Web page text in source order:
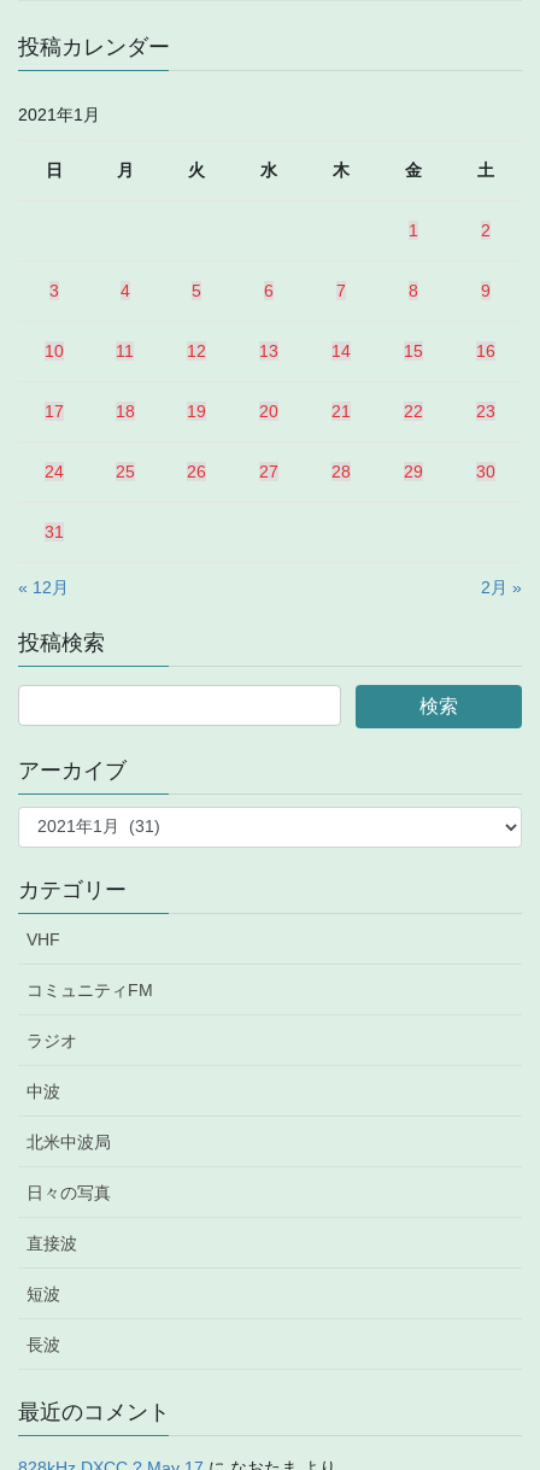
投稿カレンダー
2021年1月
日 月 火 水 木 金 土
1 2
3 4 5 6 7 8 9
10 11 12 13 14 15 16
17 18 19 20 21 22 23
24 25 26 27 28 29 30
31
« 12月 2月 »
投稿検索
アーカイブ
ア
イ
カテゴリー
VHF
コミュニティFM
ラジオ
中波
北米中波局
日々の写真
直接波
短波
長波
最近のコメント